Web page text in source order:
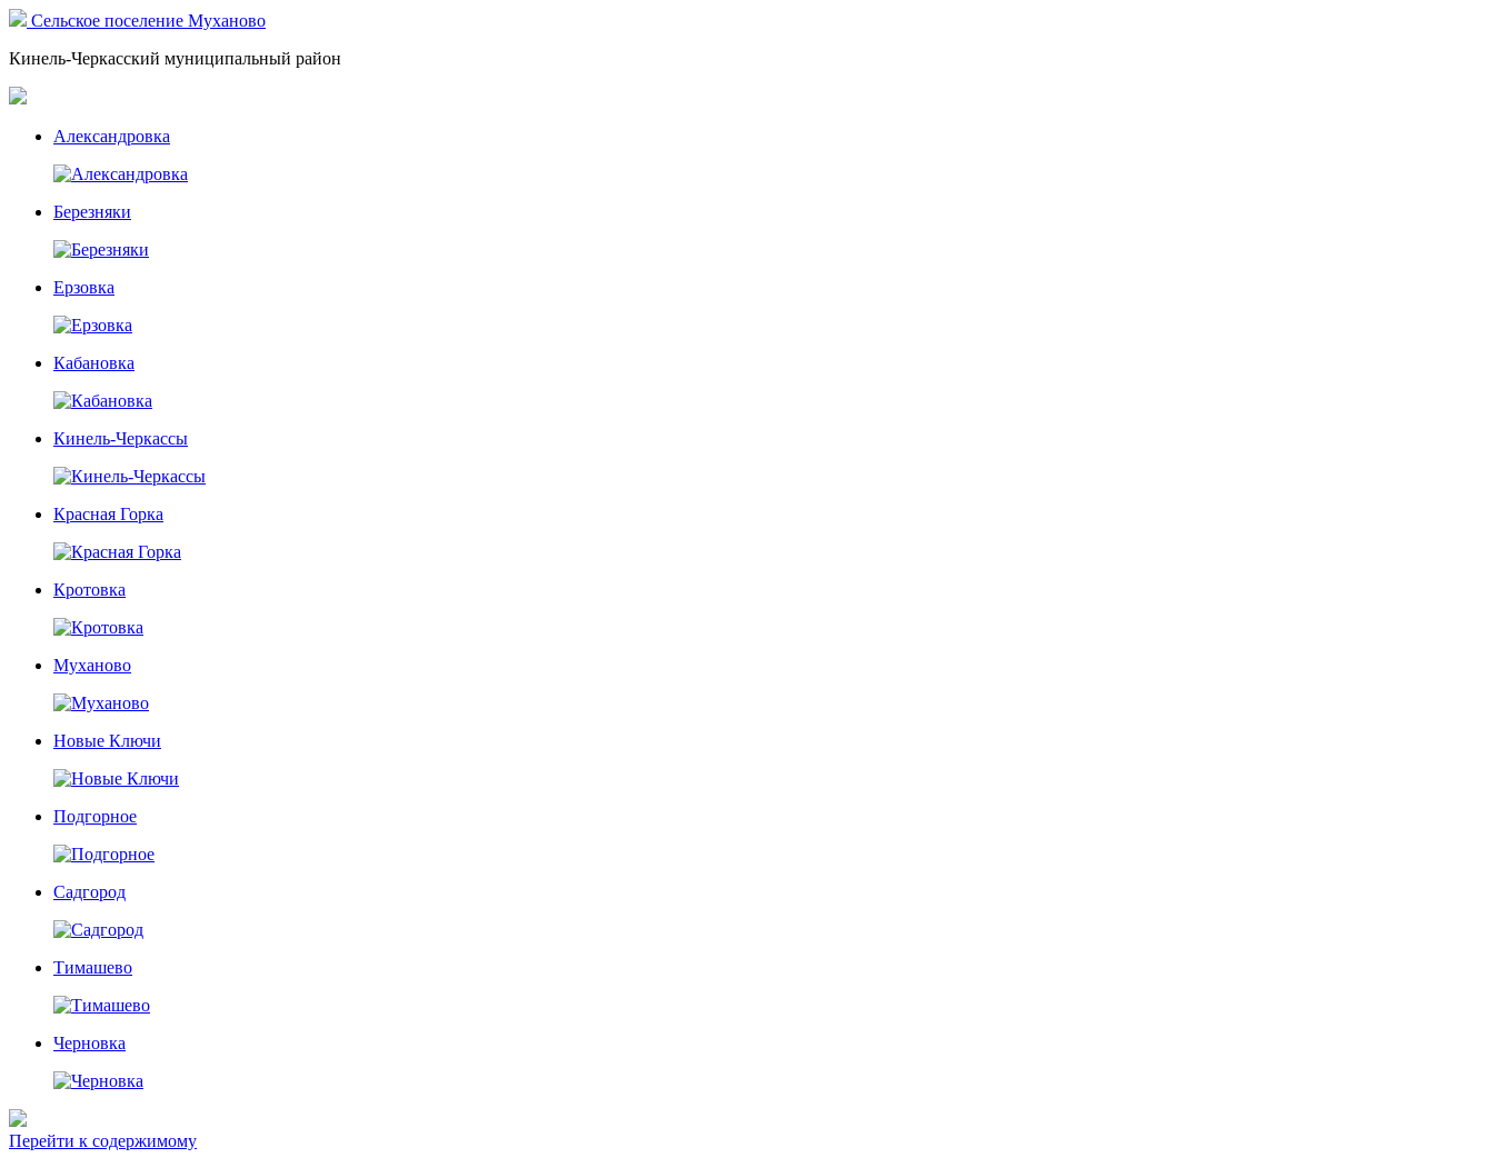
Сельское поселение Муханово
Кинель-Черкасский муниципальный район
Александровка
Березняки
Ерзовка
Кабановка
Кинель-Черкассы
Красная Горка
Кротовка
Муханово
Новые Ключи
Подгорное
Садгород
Тимашево
Черновка
Перейти к содержимому